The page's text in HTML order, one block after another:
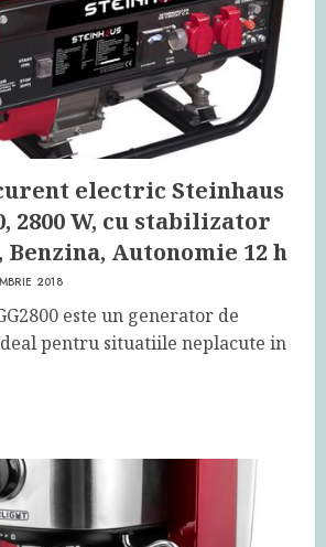
electric Steinhaus
2800 W, cu stabilizator
Benzina, Autonomie 12 h
2018
este un generator de
pentru situatiile neplacute in